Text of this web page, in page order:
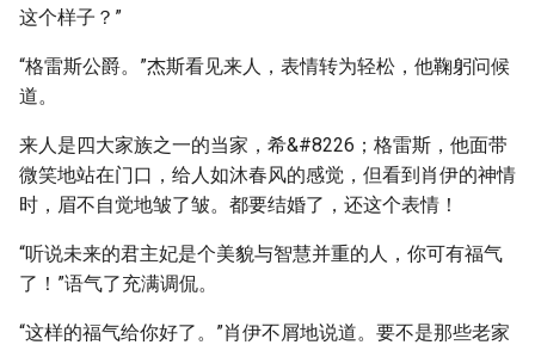
这个样子？”
“格雷斯公爵。”杰斯看见来人，表情转为轻松，他鞠躬问候
道。
来人是四大家族之一的当家，希&#8226；格雷斯，他面带
微笑地站在门口，给人如沐春风的感觉，但看到肖伊的神情
时，眉不自觉地皱了皱。都要结婚了，还这个表情！
“听说未来的君主妃是个美貌与智慧并重的人，你可有福气
了！”语气了充满调侃。
“这样的福气给你好了。”肖伊不屑地说道。要不是那些老家